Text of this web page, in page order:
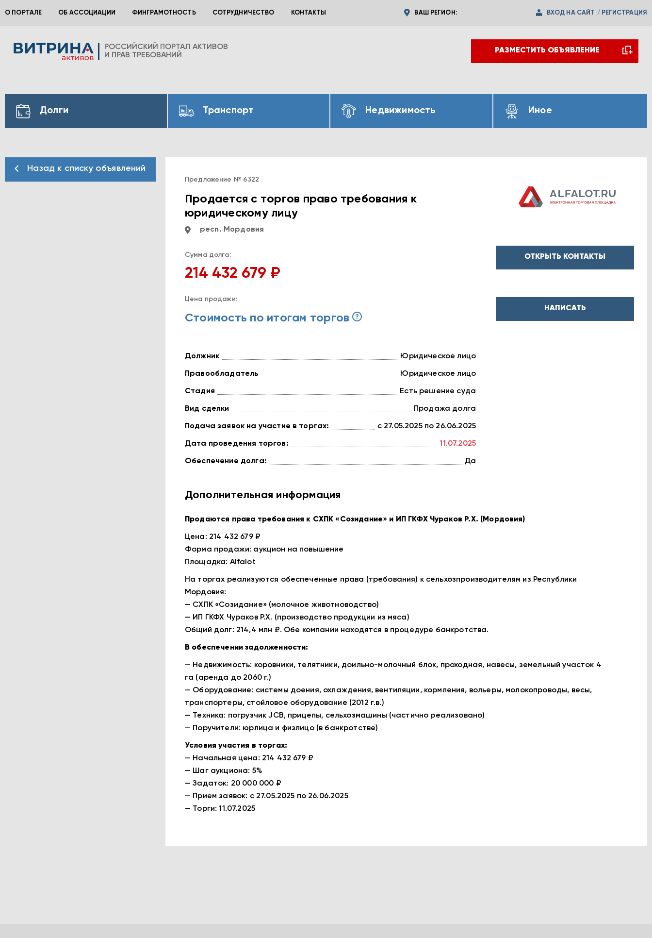
О ПОРТАЛЕ ОБ АССОЦИАЦИИ ФИНГРАМОТНОСТЬ СОТРУДНИЧЕСТВО КОНТАКТЫ ВАШ РЕГИОН: ВХОД НА САЙТ / РЕГИСТРАЦИЯ
РОССИЙСКИЙ ПОРТАЛ АКТИВОВ
И ПРАВ ТРЕБОВАНИЙ
РАЗМЕСТИТЬ ОБЪЯВЛЕНИЕ
Долги Транспорт Недвижимость Иное
Назад к списку объявлений
Предложение № 6322
Продается с торгов право требования к
юридическому лицу
респ. Мордовия
Сумма долга:
214 432 679 ₽
Цена продажи:
Стоимость по итогам торгов
Должник Юридическое лицо
Правообладатель Юридическое лицо
Стадия Есть решение суда
Вид сделки Продажа долга
Подача заявок на участие в торгах: с 27.05.2025 по 26.06.2025
Дата проведения торгов: 11.07.2025
Обеспечение долга: Да
ОТКРЫТЬ КОНТАКТЫ
НАПИСАТЬ
Дополнительная информация
Продаются права требования к СХПК «Созидание» и ИП ГКФХ Чураков Р.Х. (Мордовия)
Цена: 214 432 679 ₽
Форма продажи: аукцион на повышение
Площадка: Alfalot
На торгах реализуются обеспеченные права (требования) к сельхозпроизводителям из Республики
Мордовия:
— СХПК «Созидание» (молочное животноводство)
— ИП ГКФХ Чураков Р.Х. (производство продукции из мяса)
Общий долг: 214,4 млн ₽. Обе компании находятся в процедуре банкротства.
В обеспечении задолженности:
— Недвижимость: коровники, телятники, доильно-молочный блок, проходная, навесы, земельный участок 4
га (аренда до 2060 г.)
— Оборудование: системы доения, охлаждения, вентиляции, кормления, вольеры, молокопроводы, весы,
транспортеры, стойловое оборудование (2012 г.в.)
— Техника: погрузчик JCB, прицепы, сельхозмашины (частично реализовано)
— Поручители: юрлица и физлицо (в банкротстве)
Условия участия в торгах:
— Начальная цена: 214 432 679 ₽
— Шаг аукциона: 5%
— Задаток: 20 000 000 ₽
— Прием заявок: с 27.05.2025 по 26.06.2025
— Торги: 11.07.2025